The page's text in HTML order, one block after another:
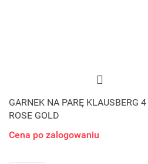
GARNEK NA PARĘ KLAUSBERG
ROSE GOLD
Cena po zalogowaniu